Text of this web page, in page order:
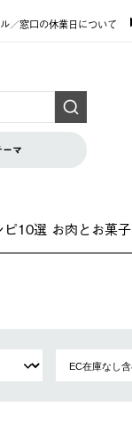
／窓口の休業日について
ーマ
10選 お肉とお菓子